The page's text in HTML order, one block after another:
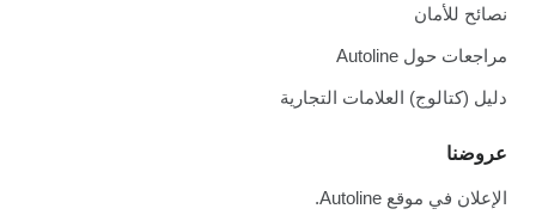
نصائح للأمان
مراجعات حول Autoline
دليل (كتالوج) العلامات التجارية
عروضنا
الإعلان في موقع Autoline.